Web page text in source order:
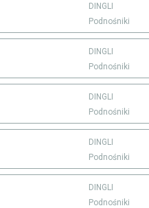
DINGLI
Podnośniki
DINGLI
Podnośniki
DINGLI
Podnośniki
DINGLI
Podnośniki
DINGLI
Podnośniki